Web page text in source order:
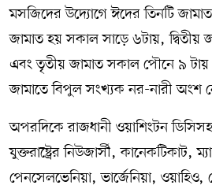
মসজিদের উদ্যোগে ঈদের তিনটি
জামাত হয় সকাল সাড়ে ৬টায়, দ্বিতীয়
এবং তৃতীয় জামাত সকাল পৌনে ৯ টায়
জামাতে বিপুল সংখ্যক নর-নারী অংশ
অপরদিকে রাজধানী ওয়াশিংটন
যুক্তরাষ্ট্রের নিউজার্সী, কানেকটিকাট,
পেনসেলভেনিয়া, ভার্জেনিয়া, ওয়াহিও,